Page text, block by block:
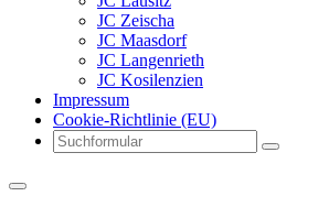
JC Zeischa
JC Maasdorf
JC Langenrieth
JC Kosilenzien
Impressum
Cookie-Richtlinie (EU)
Search